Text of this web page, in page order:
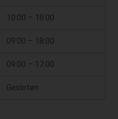
10:00 – 18:00
09:00 – 18:00
09:00 – 17:00
Gesloten